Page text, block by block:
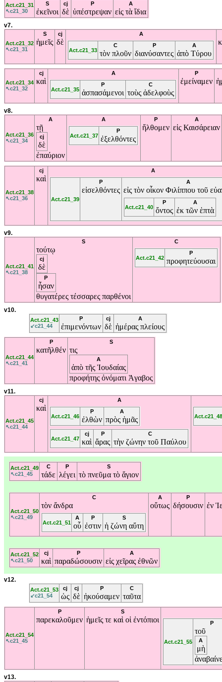
Act.c21_31
↖c21_30
S
ἐκεῖνοι
cj
δὲ
P
ὑπέστρεψαν
A
εἰς τὰ ἴδια
v7.
Act.c21_32
↖c21_31
S
ἡμεῖς
cj
δὲ
A
Act.c21_33
C
τὸν πλοῦν
P
διανύσαντες
A
ἀπὸ Τύρου
Act.c21_34
↖c21_32
cj
καὶ
A
Act.c21_35
P
ἀσπασάμενοι
C
τοὺς ἀδελφοὺς
P
ἐμείναμεν
v8.
Act.c21_36
↖c21_34
A
τῇ
cj
δὲ
ἐπαύριον
A
Act.c21_37
P
ἐξελθόντες
P
ἤλθομεν
A
εἰς Καισάρειαν
Act.c21_38
↖c21_36
cj
καὶ
A
Act.c21_39
P
εἰσελθόντες
A
εἰς τὸν οἶκον Φιλίππου τοῦ
Act.c21_40
P
ὄντος
A
ἐκ τῶν ἑπτὰ
v9.
Act.c21_41
↖c21_38
S
τούτῳ
cj
δὲ
P
ἦσαν
θυγατέρες τέσσαρες παρθένοι
C
Act.c21_42
P
προφητεύουσαι
v10.
Act.c21_43
↙c21_44
P
ἐπιμενόντων
cj
δὲ
A
ἡμέρας πλείους
Act.c21_44
↖c21_41
P
κατῆλθέν
S
τις
A
ἀπὸ τῆς Ἰουδαίας
προφήτης ὀνόματι Ἁγαβος
v11.
Act.c21_45
↖c21_44
cj
καὶ
A
Act.c21_46
P
ἐλθὼν
A
πρὸς ἡμᾶς
Act.c21_47
cj
καὶ
P
ἄρας
C
τὴν ζώνην τοῦ Παύλου
Act.c21_49
↖c21_45
C
τάδε
P
λέγει
S
τὸ πνεῦμα τὸ ἅγιον
Act.c21_50
↖c21_49
C
τὸν ἄνδρα
Act.c21_51
A
οὗ
P
ἐστιν
S
ἡ ζώνη αὕτη
A
οὕτως
P
δήσουσιν ἐν
Act.c21_52
↖c21_50
cj
καὶ
P
παραδώσουσιν
A
εἰς χεῖρας ἐθνῶν
v12.
Act.c21_53
↙c21_54
cj
ὡς
cj
δὲ
P
ἠκούσαμεν
C
ταῦτα
Act.c21_54
↖c21_45
P
παρεκαλοῦμεν
S
ἡμεῖς τε καὶ οἱ ἐντόπιοι
Act.c21_55
P
τοῦ
A
μὴ
v13.